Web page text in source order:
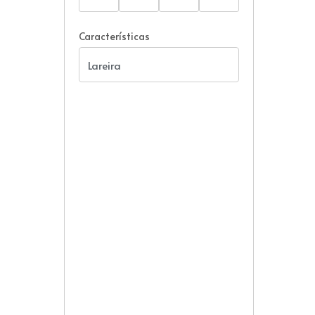
Características